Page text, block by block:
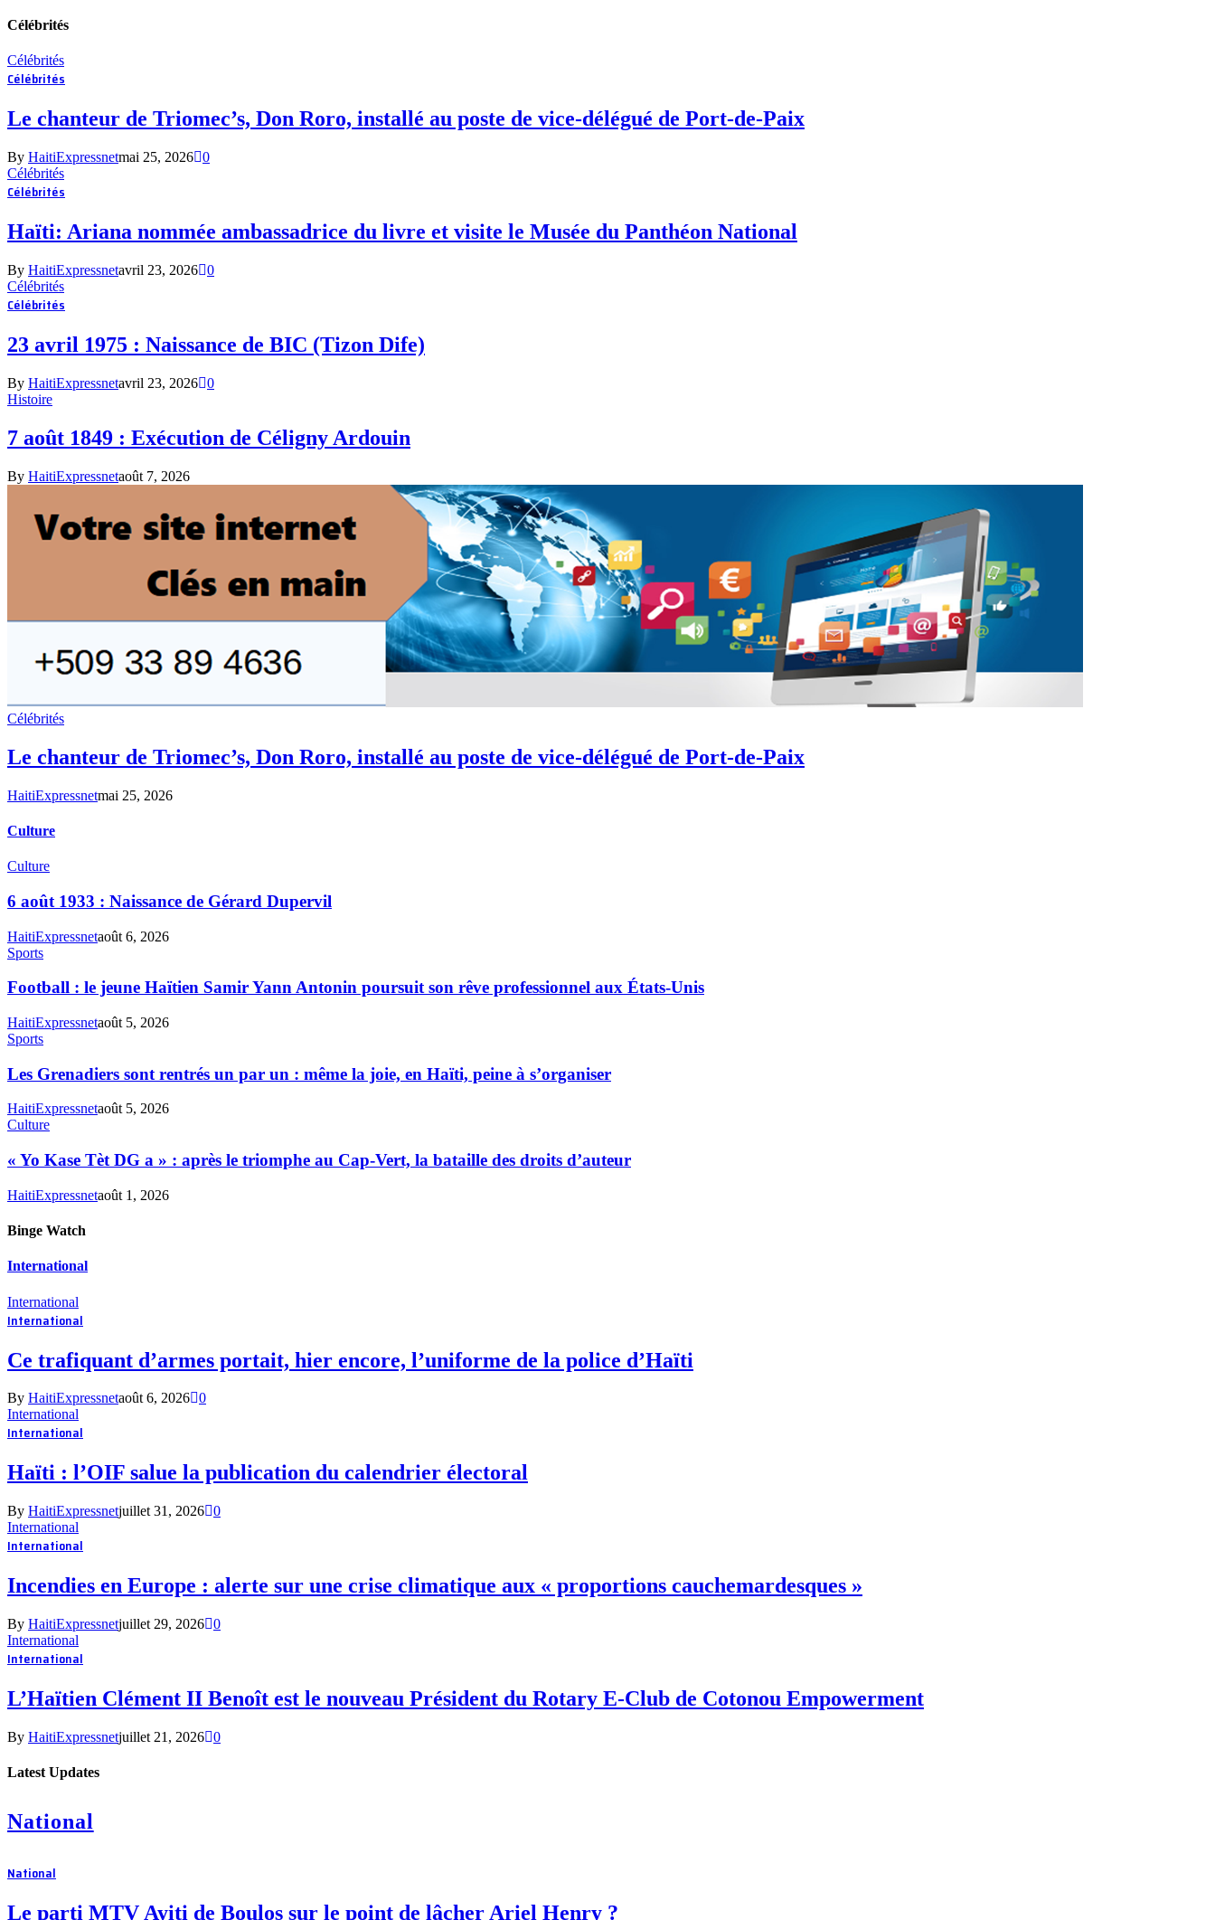
Célébrités
Célébrités
Célébrités
Le chanteur de Triomec’s, Don Roro, installé au poste de vice-délégué de Port-de-Paix
By HaitiExpressnetmai 25, 2026 0
Célébrités
Célébrités
Haïti: Ariana nommée ambassadrice du livre et visite le Musée du Panthéon National
By HaitiExpressnetavril 23, 2026 0
Célébrités
Célébrités
​23 avril 1975 : Naissance de BIC (Tizon Dife)
By HaitiExpressnetavril 23, 2026 0
Histoire
7 août 1849 : Exécution de Céligny Ardouin
By HaitiExpressnetaoût 7, 2026
Célébrités
Le chanteur de Triomec’s, Don Roro, installé au poste de vice-délégué de Port-de-Paix
HaitiExpressnetmai 25, 2026
Culture
Culture
6 août 1933 : Naissance de Gérard Dupervil
HaitiExpressnetaoût 6, 2026
Sports
Football : le jeune Haïtien Samir Yann Antonin poursuit son rêve professionnel aux États-Unis
HaitiExpressnetaoût 5, 2026
Sports
Les Grenadiers sont rentrés un par un : même la joie, en Haïti, peine à s’organiser
HaitiExpressnetaoût 5, 2026
Culture
« Yo Kase Tèt DG a » : après le triomphe au Cap-Vert, la bataille des droits d’auteur
HaitiExpressnetaoût 1, 2026
Binge Watch
International
International
International
Ce trafiquant d’armes portait, hier encore, l’uniforme de la police d’Haïti
By HaitiExpressnetaoût 6, 2026 0
International
International
Haïti : l’OIF salue la publication du calendrier électoral
By HaitiExpressnetjuillet 31, 2026 0
International
International
Incendies en Europe : alerte sur une crise climatique aux « proportions cauchemardesques »
By HaitiExpressnetjuillet 29, 2026 0
International
International
L’Haïtien Clément II Benoît est le nouveau Président du Rotary E-Club de Cotonou Empowerment
By HaitiExpressnetjuillet 21, 2026 0
Latest Updates
National
National
Le parti MTV Ayiti de Boulos sur le point de lâcher Ariel Henry ?